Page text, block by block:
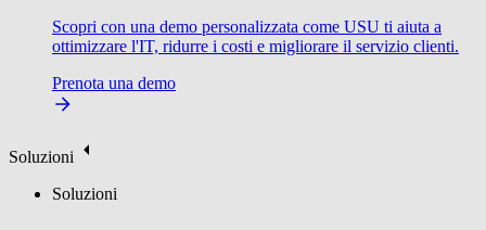
Scopri con una demo personalizzata come USU ti aiuta a
ottimizzare l'IT, ridurre i costi e migliorare il servizio clienti.
Prenota una demo
Soluzioni
Soluzioni